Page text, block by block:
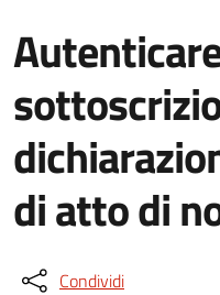
di atto di
Condividi